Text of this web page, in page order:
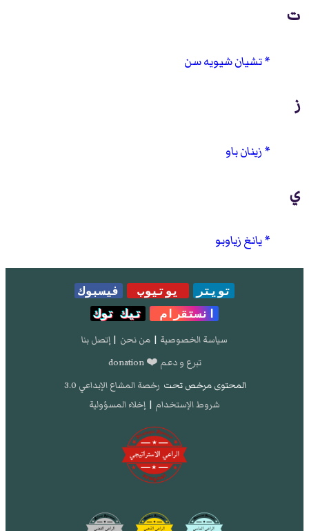
ت
تشيان شيويه سن
ز
زينان باو
ي
يانغ زياوبو
تويتر يوتيوب
فيسبوك
انستقرام
تيك توك
سياسة الخصوصية | من نحن | إتصل بنا
تبرع و دعم ❤️ donation
المحتوى مرخص تحت رخصة المشاع الإبداعي 3.0
شروط الإستخدام | إخلاء المسؤولية